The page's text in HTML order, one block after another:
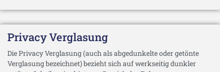
Privacy Verglasung
Die Privacy Verglasung (auch als abgedunkelte oder getönte
Verglasung bezeichnet) bezieht sich auf werkseitig dunkler